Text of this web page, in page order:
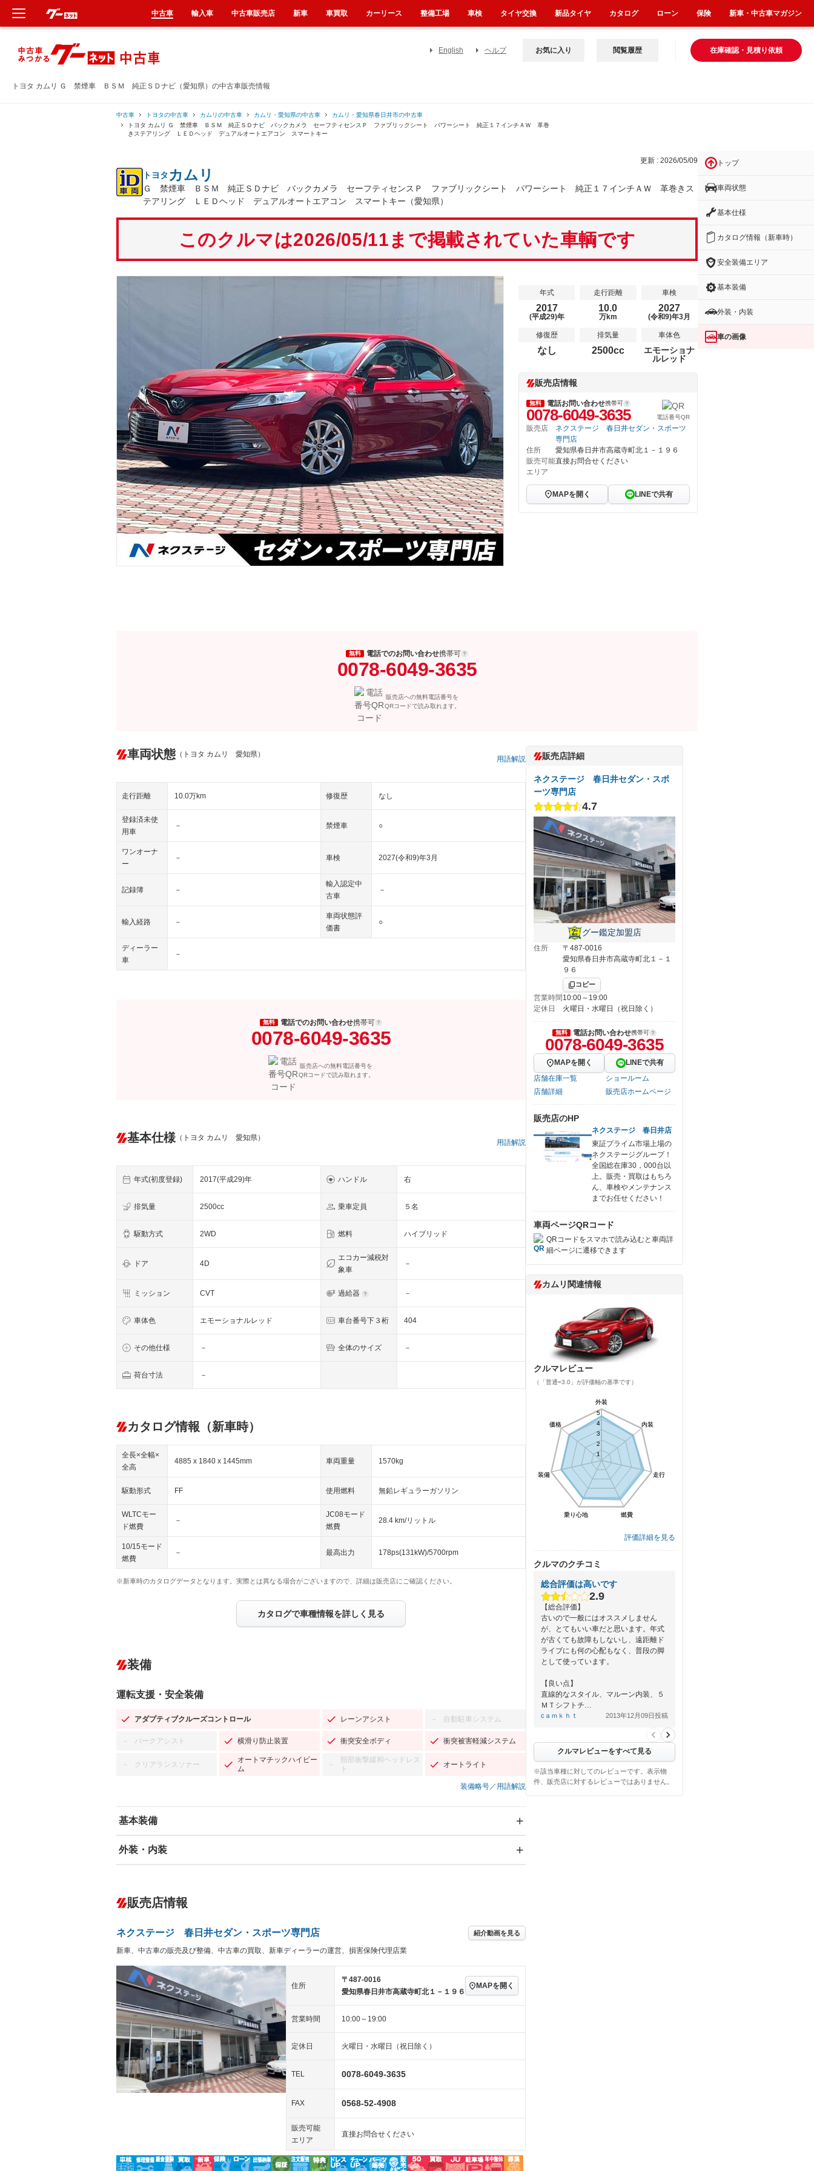
トヨタ カムリ Ｇ 禁煙車 ＢＳＭ 純正ＳＤナビ（愛知県）の中古車販売情報
English ヘルプ 在庫確認・見積り依頼
お気に入り 閲覧履歴
中古車 トヨタの中古車 カムリの中古車 カムリ・愛知県の中古車
カムリ・愛知県春日井市の中古車
トヨタ カムリ Ｇ 禁煙車 ＢＳＭ 純正ＳＤナビ バックカメラ セーフティセンスＰ ファブリックシート パワーシート 純正１７インチＡＷ 革巻
きステアリング ＬＥＤヘッド デュアルオートエアコン スマートキー
更新 : 2026/05/09
トヨタ カムリ
Ｇ 禁煙車 ＢＳＭ 純正ＳＤナビ バックカメラ セーフティセンスＰ ファブリックシート パワーシート 純正１７インチＡＷ 革巻きス
テアリング ＬＥＤヘッド デュアルオートエアコン スマートキー（愛知県）
このクルマは2026/05/11まで掲載されていた車輌です
年式
2017
(平成29)年
走行距離
10.0
万km
車検
2027
(令和9)年3月
修復歴
なし
排気量
2500cc
車体色
エモーショナ
ルレッド
販売店情報
無料 電話お問い合わせ携帯可
0078-6049-3635 電話番号QR
販売店
ネクステージ 春日井セダン・スポーツ
専門店
住所
愛知県春日井市高蔵寺町北１－１９６
販売可能
エリア
直接お問合せください
MAPを開く LINEで共有
無料 電話でのお問い合わせ携帯可
0078-6049-3635
販売店への無料電話番号を
QRコードで読み取れます。
車両状態 （トヨタ カムリ 愛知県）
用語解説
走行距離 10.0万km 修復歴 なし
登録済未使
用車
－ 禁煙車 ○
ワンオーナ
ー
－ 車検 2027(令和9)年3月
記録簿 －
輸入認定中
古車
－
輸入経路 －
車両状態評
価書
○
ディーラー
車
－
無料 電話でのお問い合わせ携帯可
0078-6049-3635
販売店への無料電話番号を
QRコードで読み取れます。
基本仕様 （トヨタ カムリ 愛知県）
用語解説
年式(初度登録) 2017(平成29)年 ハンドル 右
排気量 2500cc 乗車定員 ５名
駆動方式 2WD 燃料 ハイブリッド
ドア 4D
エコカー減税対
象車
－
ミッション CVT 過給器 －
車体色 エモーショナルレッド 車台番号下３桁 404
その他仕様 － 全体のサイズ －
荷台寸法 －
カタログ情報（新車時）
全長×全幅×
全高
4885 x 1840 x 1445mm 車両重量 1570kg
駆動形式 FF 使用燃料 無鉛レギュラーガソリン
WLTCモー
ド燃費
－
JC08モード
燃費
28.4 km/リットル
10/15モード
燃費
－ 最高出力 178ps(131kW)/5700rpm
※新車時のカタログデータとなります。実際とは異なる場合がございますので、詳細は販売店にご確認ください。
カタログで車種情報を詳しく見る
装備
運転支援・安全装備
アダプティブクルーズコントロール レーンアシスト － 自動駐車システム
－ パークアシスト 横滑り防止装置 衝突安全ボディ 衝突被害軽減システム
－ クリアランスソナー
オートマチックハイビー
ム
－
頸部衝撃緩和ヘッドレス
ト
オートライト
装備略号／用語解説
基本装備
エアバッグ：運転席/助手席/サイド
－ ダウンヒルアシストコントロール
－ Bluetooth接続 － 100V電源 センターデフロック
装備略号／用語解説
外装・内装
オーディオ：CDまたはCDチェンジャー／ミュージック
サーバー
－
ヘッドライトウォッシャ
ー
－ 革シート キーレス
LEDヘッドランプ － HID(キセノンライト) － ポータブルナビ
ETC － エアロ スマートキー ローダウン
ランフラットタイヤ パワーシート 3列シート ベンチシート
－ フルフラットシート チップアップシート オットマン
－ シートヒーター － ウォークスルー 後席モニター
－ フロントカメラ － シートエアコン
ルーフレール － エアサスペンション
販売店情報
ネクステージ 春日井セダン・スポーツ専門店 紹介動画を見る
新車、中古車の販売及び整備、中古車の買取、新車ディーラーの運営、損害保険代理店業
住所
〒487-0016
愛知県春日井市高蔵寺町北１－１９６
MAPを開く
営業時間 10:00～19:00
定休日 火曜日・水曜日（祝日除く）
TEL 0078-6049-3635
FAX 0568-52-4908
販売可能
エリア
直接お問合せください
販売店詳細
ネクステージ 春日井セダン・スポ
ーツ専門店
4.7
グー鑑定加盟店
住所
〒487-0016
愛知県春日井市高蔵寺町北１－１
９６
コピー
営業時間10:00～19:00
定休日
火曜日・水曜日（祝日除く）
無料 電話お問い合わせ携帯可
0078-6049-3635
MAPを開く
LINEで共有
店舗在庫一覧
ショールーム
店舗詳細
販売店ホームページ
販売店のHP
ネクステージ 春日井店
東証プライム市場上場の
ネクステージグループ！
全国総在庫30，000台以
上。販売・買取はもちろ
ん、車検やメンテナンス
までお任せください！
車両ページQRコード
QRコードをスマホで読み込むと車両詳
細ページに遷移できます
カムリ関連情報
クルマレビュー
（「普通=3.0」が評価軸の基準です）
外装
内装
走行
燃費
乗り心地
装備
価格
1
2
3
4
5
外装
内装
走行
燃費
乗り心地
装備
価格
1
2
3
4
5
評価詳細を見る
クルマのクチコミ
総合評価は高いです
2.9
【総合評価】
古いので一般にはオススメしません
が、とてもいい車だと思います。年式
が古くても故障もしないし、遠距離ド
ライブにも何の心配もなく、普段の脚
として使っています。
【良い点】
直線的なスタイル、マルーン内装、５
ＭＴシフトチ…
cａｍｋｈｔ 2013年12月09日投稿
クルマレビューをすべて見る
※該当車種に対してのレビューです。表示物
件、販売店に対するレビューではありません。
トップ
車両状態
基本仕様
カタログ情報（新車時）
安全装備エリア
基本装備
外装・内装
車の画像
中古車 輸入車 中古車販売店 新車 車買取 カーリース 整備工場 車検 タイヤ交換 新品タイヤ カタログ ローン 保険 新車・中古車マガジン
新車
中古車